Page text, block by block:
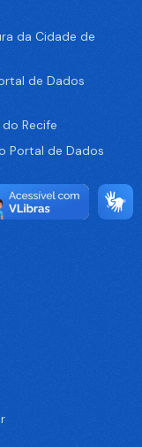
da Cidade de
de Dados
Recife
Portal de Dados